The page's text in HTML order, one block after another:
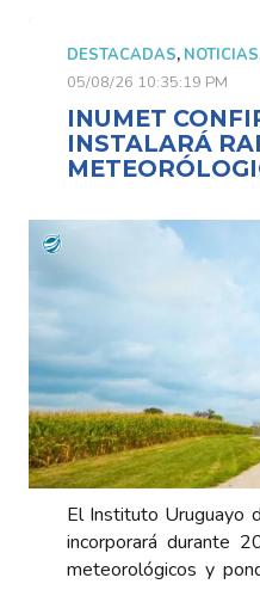
DESTACADAS, NOTICIAS
05/08/26 10:35:19 PM
INUMET
INSTALARÁ
El Instituto Uruguayo
incorporará durante
meteorológicos y